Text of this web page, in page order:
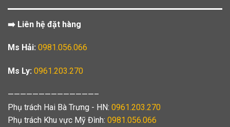
➡️ Liên hệ đặt hàng
Ms Hải: 0981.056.066
Ms Ly: 0961.203.270
——————————————–
Phụ trách Hai Bà Trưng - HN: 0961.203.270
Phụ trách Khu vực Mỹ Đình: 0981.056.066